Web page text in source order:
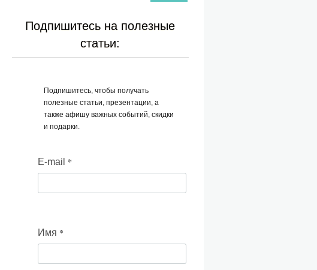
Подпишитесь на полезные
статьи:
Подпишитесь, чтобы получать
полезные статьи, презентации, а
также афишу важных событий, скидки
и подарки.
E-mail *
Имя *